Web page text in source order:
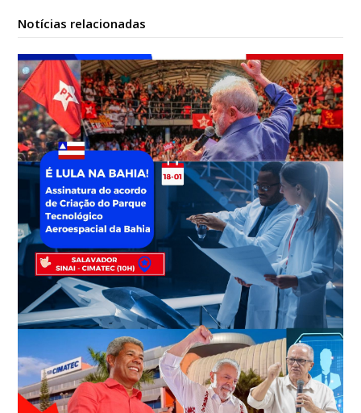
Notícias relacionadas